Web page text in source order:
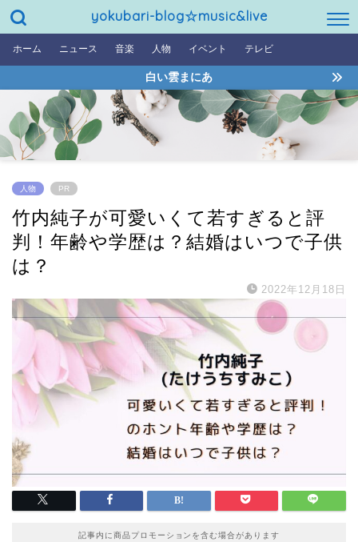
yokubari-blog☆music&live
ホーム ニュース 音楽 人物 イベント テレビ
白い雲まにあ
人物 PR
竹内純子が可愛いくて若すぎると評
判！年齢や学歴は？結婚はいつで子供
は？
2022年12月18日
記事内に商品プロモーションを含む場合があります